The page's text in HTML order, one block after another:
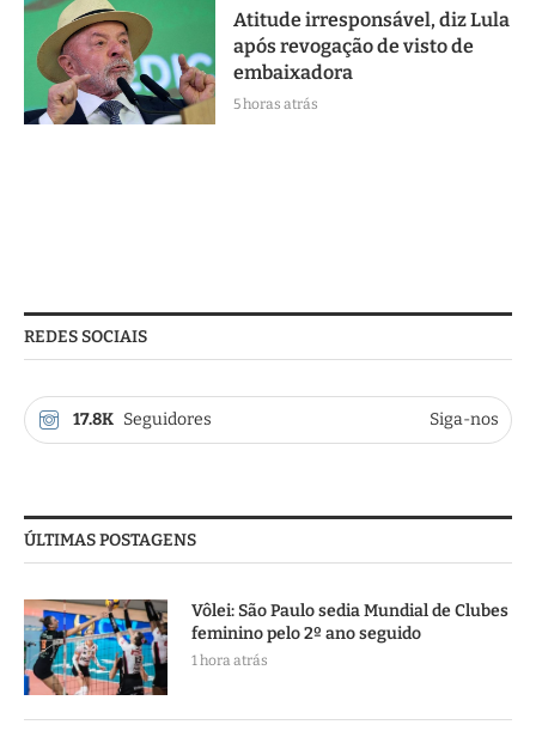
Atitude irresponsável, diz Lula
após revogação de visto de
embaixadora
5 horas atrás
REDES SOCIAIS
17.8K Seguidores Siga-nos
ÚLTIMAS POSTAGENS
Vôlei: São Paulo sedia Mundial de Clubes
feminino pelo 2º ano seguido
1 hora atrás